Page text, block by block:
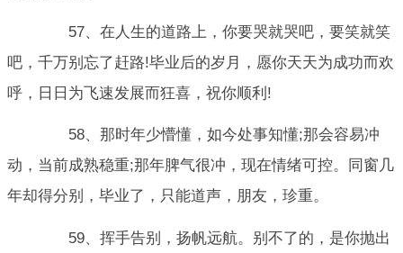
57、在人生的道路上，你要哭就哭吧，要笑就笑
吧，千万别忘了赶路!毕业后的岁月，愿你天天为成功而欢
呼，日日为飞速发展而狂喜，祝你顺利!
58、那时年少懵懂，如今处事知懂;那会容易冲
动，当前成熟稳重;那年脾气很冲，现在情绪可控。同窗几
年却得分别，毕业了，只能道声，朋友，珍重。
59、挥手告别，扬帆远航。别不了的，是你抛出